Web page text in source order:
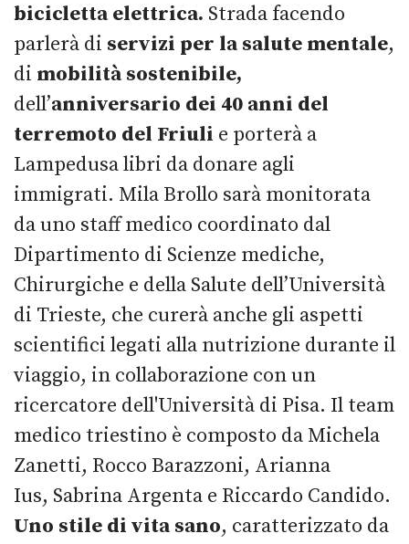
bicicletta elettrica. Strada facendo
parlerà di servizi per la salute mentale,
di mobilità sostenibile,
dell’anniversario dei 40 anni del
terremoto del Friuli e porterà a
Lampedusa libri da donare agli
immigrati. Mila Brollo sarà monitorata
da uno staff medico coordinato dal
Dipartimento di Scienze mediche,
Chirurgiche e della Salute dell’Università
di Trieste, che curerà anche gli aspetti
scientifici legati alla nutrizione durante il
viaggio, in collaborazione con un
ricercatore dell'Università di Pisa. Il team
medico triestino è composto da Michela
Zanetti, Rocco Barazzoni, Arianna
Ius, Sabrina Argenta e Riccardo Candido.
Uno stile di vita sano, caratterizzato da